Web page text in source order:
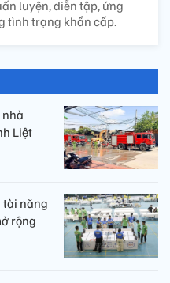
luyện, diễn tập, ứng
tình trạng khẩn cấp.
nhà
Liệt
tài năng
rộng